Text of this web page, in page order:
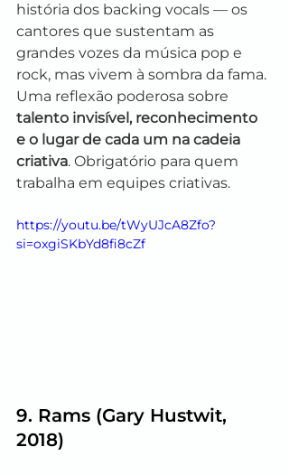
história dos backing vocals — os
cantores que sustentam as
grandes vozes da música pop e
rock, mas vivem à sombra da fama.
Uma reflexão poderosa sobre
talento invisível, reconhecimento
e o lugar de cada um na cadeia
criativa. Obrigatório para quem
trabalha em equipes criativas.
https://youtu.be/tWyUJcA8Zfo?
si=oxgiSKbYd8fi8cZf
9. Rams (Gary Hustwit,
2018)